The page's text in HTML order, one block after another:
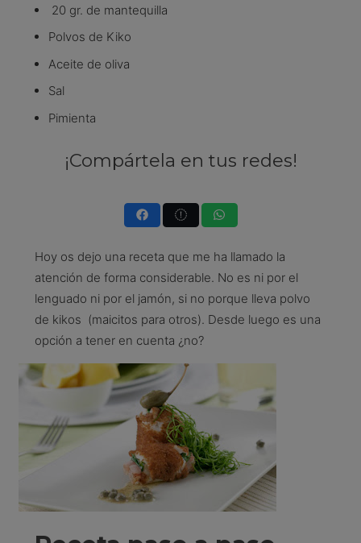
20 gr. de mantequilla
Polvos de Kiko
Aceite de oliva
Sal
Pimienta
¡Compártela en tus redes!
Hoy os dejo una receta que me ha llamado la
atención de forma considerable. No es ni por el
lenguado ni por el jamón, si no porque lleva polvo
de kikos (maicitos para otros). Desde luego es una
opción a tener en cuenta ¿no?